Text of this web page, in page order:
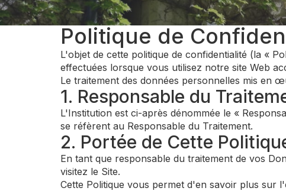
Politique de
L'objet de cette politique de confidentialité (la «
effectuées lorsque vous utilisez notre site Web
Le traitement des données personnelles mis en
1. Responsable du
L'Institution est ci-après dénommée le «
se réfèrent au Responsable du Traitement.
2. Portée de Cette
En tant que responsable du traitement de vos
visitez le Site.
Cette Politique vous permet d'en savoir plus sur